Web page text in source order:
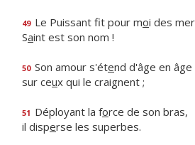
49 Le Puissant fit pour moi des
Saint est son nom !
50 Son amour s'étend d'âge en âge
sur ceux qui le craignent ;
51 Déployant la force de son bras,
il disperse les superbes.